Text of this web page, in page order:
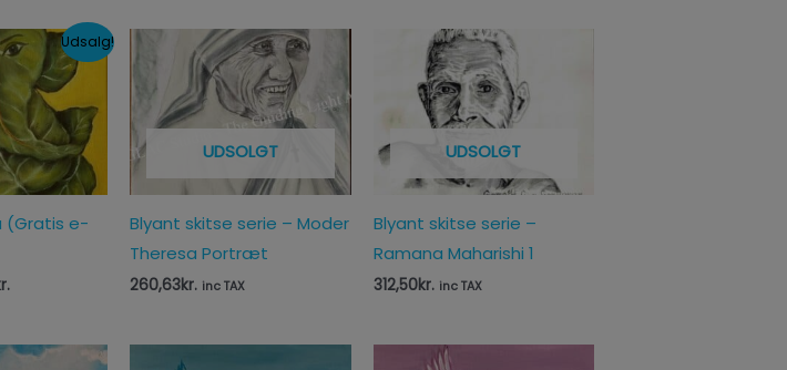
Udsalg!
(Gratis e-
Den
aktuelle
pris
er:
0,00kr..
UDSOLGT
Blyant skitse serie – Moder
Theresa Portræt
260,63kr. inc TAX
UDSOLGT
Blyant skitse serie –
Ramana Maharishi 1
312,50kr. inc TAX